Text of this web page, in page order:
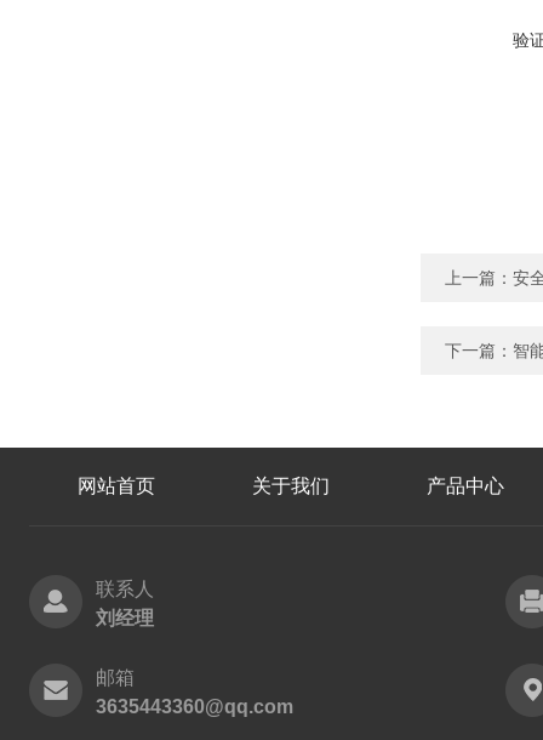
验
上一篇： 安
下一篇： 智
网站首页 关于我们 产品中心
联系人
刘经理
邮箱
3635443360@qq.com